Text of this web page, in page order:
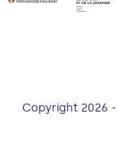
Copyright 2026